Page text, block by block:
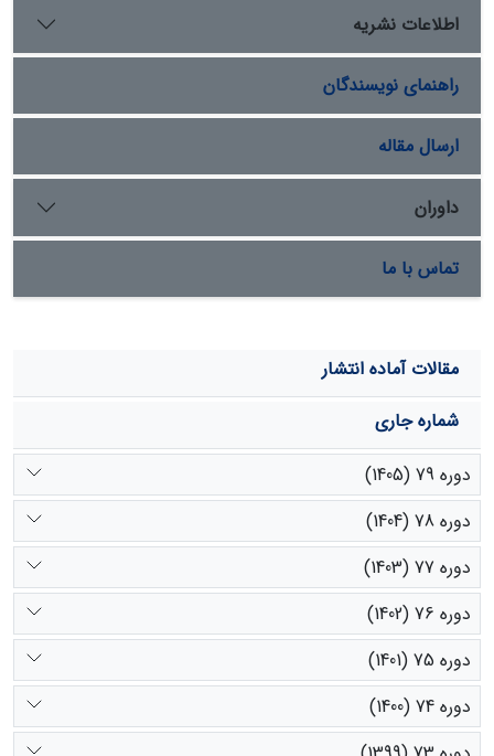
دریاچه این عامل نقش داشت. در واقع دریاچه تأثیر محلی
داشته و بیشتر تا شعاع 200 متری خود را مورد تأثیر قرار
می‏دهد.
اطلاعات نشریه
راهنمای نویسندگان
ارسال مقاله
داوران
تماس با ما
مقالات آماده انتشار
شماره جاری
دوره 79 (1405)
دوره 78 (1404)
دوره 77 (1403)
دوره 76 (1402)
دوره 75 (1401)
دوره 74 (1400)